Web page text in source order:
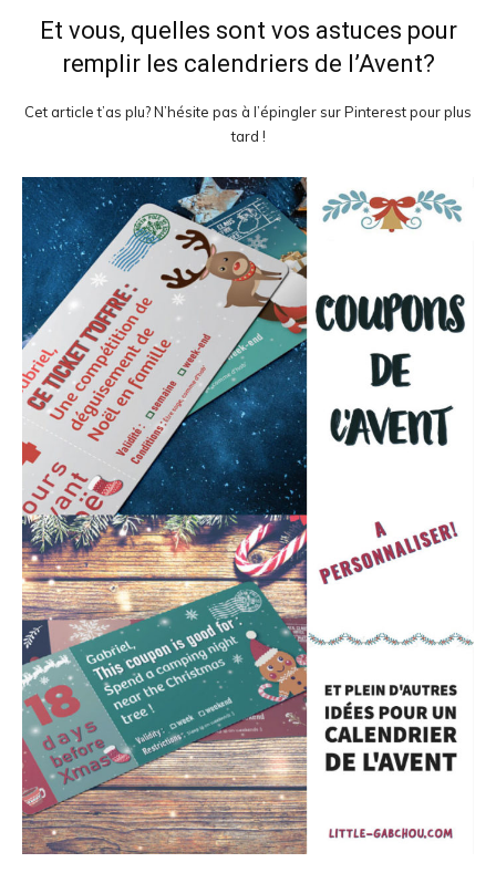
Et vous, quelles sont vos astuces pour
remplir les calendriers de l’Avent?
Cet article t’as plu? N’hésite pas à l’épingler sur Pinterest pour plus
tard !